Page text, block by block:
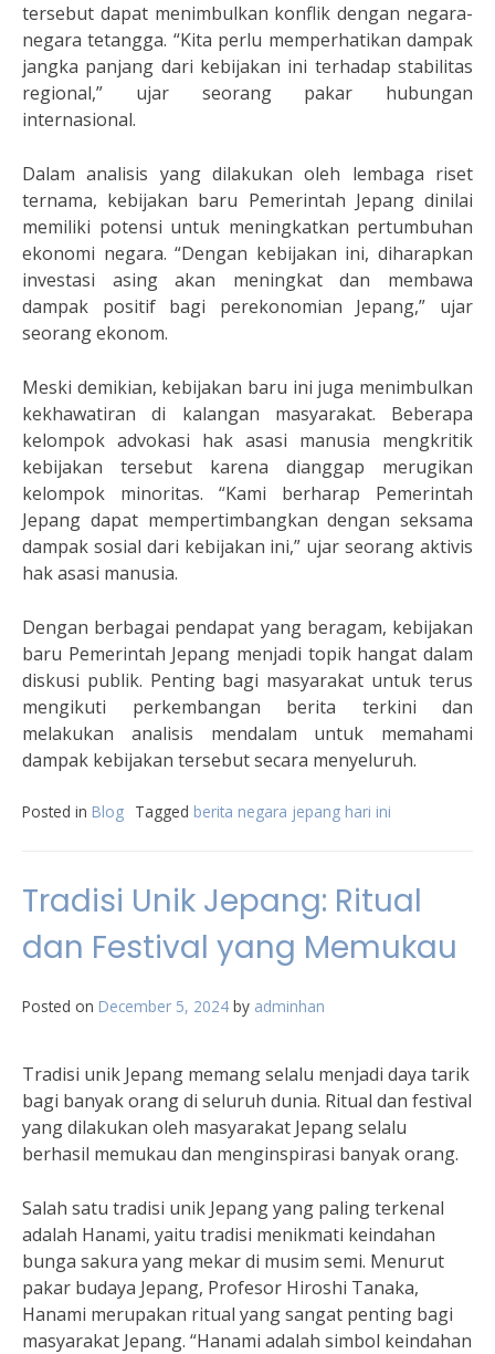
tersebut dapat menimbulkan konflik dengan negara-
negara tetangga. “Kita perlu memperhatikan dampak
jangka panjang dari kebijakan ini terhadap stabilitas
regional,” ujar seorang pakar hubungan
internasional.
Dalam analisis yang dilakukan oleh lembaga riset
ternama, kebijakan baru Pemerintah Jepang dinilai
memiliki potensi untuk meningkatkan pertumbuhan
ekonomi negara. “Dengan kebijakan ini, diharapkan
investasi asing akan meningkat dan membawa
dampak positif bagi perekonomian Jepang,” ujar
seorang ekonom.
Meski demikian, kebijakan baru ini juga menimbulkan
kekhawatiran di kalangan masyarakat. Beberapa
kelompok advokasi hak asasi manusia mengkritik
kebijakan tersebut karena dianggap merugikan
kelompok minoritas. “Kami berharap Pemerintah
Jepang dapat mempertimbangkan dengan seksama
dampak sosial dari kebijakan ini,” ujar seorang aktivis
hak asasi manusia.
Dengan berbagai pendapat yang beragam, kebijakan
baru Pemerintah Jepang menjadi topik hangat dalam
diskusi publik. Penting bagi masyarakat untuk terus
mengikuti perkembangan berita terkini dan
melakukan analisis mendalam untuk memahami
dampak kebijakan tersebut secara menyeluruh.
Posted in Blog Tagged berita negara jepang hari ini
Tradisi Unik Jepang: Ritual
dan Festival yang Memukau
Posted on December 5, 2024 by adminhan
Tradisi unik Jepang memang selalu menjadi daya tarik
bagi banyak orang di seluruh dunia. Ritual dan festival
yang dilakukan oleh masyarakat Jepang selalu
berhasil memukau dan menginspirasi banyak orang.
Salah satu tradisi unik Jepang yang paling terkenal
adalah Hanami, yaitu tradisi menikmati keindahan
bunga sakura yang mekar di musim semi. Menurut
pakar budaya Jepang, Profesor Hiroshi Tanaka,
Hanami merupakan ritual yang sangat penting bagi
masyarakat Jepang. “Hanami adalah simbol keindahan